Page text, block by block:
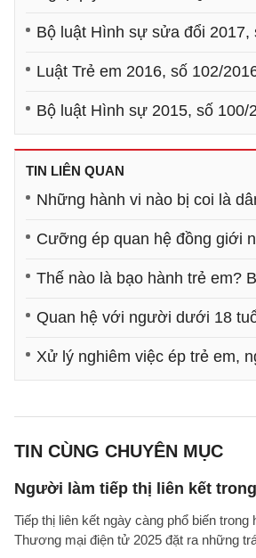
Bộ luật Hình sự sửa đổi 2017,
Luật Trẻ em 2016, số 102/
Bộ luật Hình sự 2015, số 100/
TIN LIÊN QUAN
Những hành vi nào bị coi là
Cưỡng ép quan hệ đồng giới
Thế nào là bạo hành trẻ em?
Quan hệ với người dưới 18
Xử lý nghiêm việc ép trẻ em,
TIN CÙNG CHUYÊN MỤC
Người làm tiếp thị liên kết
Tiếp thị liên kết ngày càng phổ biến
Thương mại điện tử 2025 đặt ra những